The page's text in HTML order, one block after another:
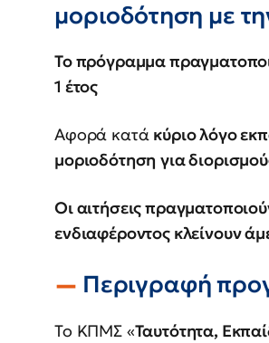
μοριοδότηση με
Το πρόγραμμα
1 έτος
Αφορά κατά κύριο λόγο
μοριοδότηση για
Οι αιτήσεις
ενδιαφέροντος κλείνουν
Περιγραφή
Το ΚΠΜΣ «Ταυτότητα,